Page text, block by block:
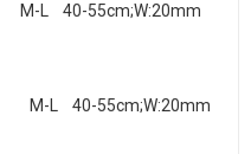
40-55cm;W:20mm
L 40-55cm;W:20mm